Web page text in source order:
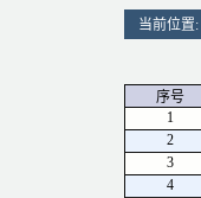
当前位置:
序号
1
2
3
4